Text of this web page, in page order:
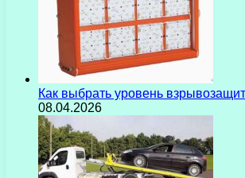
Как выбрать уровень
08.04.2026